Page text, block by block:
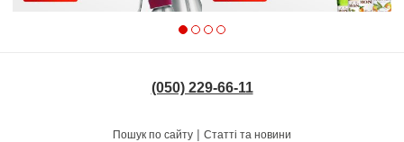
(050) 229-66-11
Пошук по сайту | Статті та новини